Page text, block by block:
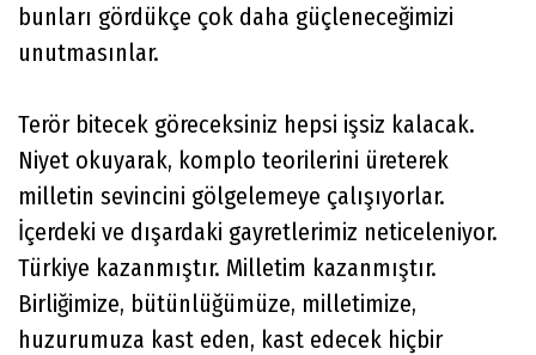
bunları gördükçe çok daha güçleneceğimizi
unutmasınlar.
Terör bitecek göreceksiniz hepsi işsiz kalacak.
Niyet okuyarak, komplo teorilerini üreterek
milletin sevincini gölgelemeye çalışıyorlar.
İçerdeki ve dışardaki gayretlerimiz neticeleniyor.
Türkiye kazanmıştır. Milletim kazanmıştır.
Birliğimize, bütünlüğümüze, milletimize,
huzurumuza kast eden, kast edecek hiçbir